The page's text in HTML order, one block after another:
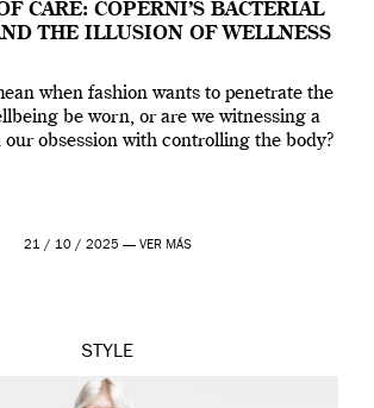
CARE: COPERNI’S BACTERIAL
THE ILLUSION OF WELLNESS
when fashion wants to penetrate the
be worn, or are we witnessing a
obsession with controlling the body?
21 / 10 / 2025 — VER MÁS
STYLE